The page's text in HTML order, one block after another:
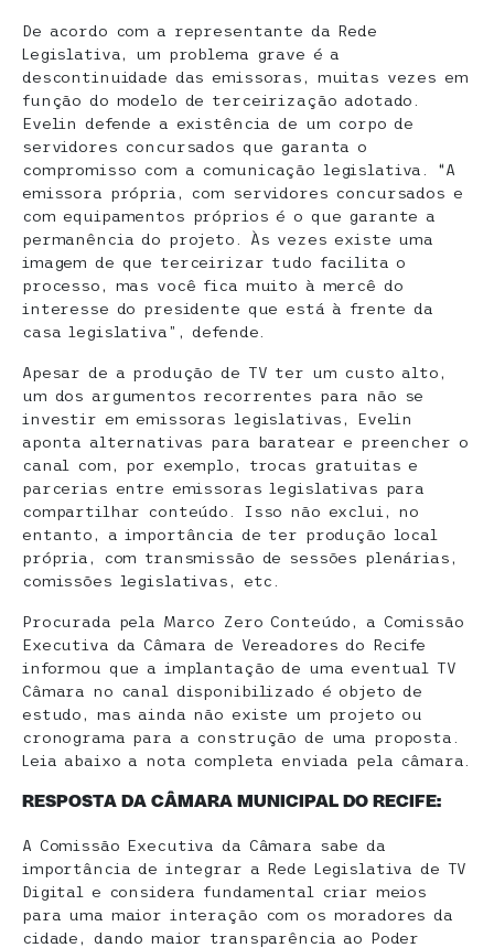
De acordo com a representante da Rede
Legislativa, um problema grave é a
descontinuidade das emissoras, muitas vezes em
função do modelo de terceirização adotado.
Evelin defende a existência de um corpo de
servidores concursados que garanta o
compromisso com a comunicação legislativa. “A
emissora própria, com servidores concursados e
com equipamentos próprios é o que garante a
permanência do projeto. Às vezes existe uma
imagem de que terceirizar tudo facilita o
processo, mas você fica muito à mercê do
interesse do presidente que está à frente da
casa legislativa”, defende.
Apesar de a produção de TV ter um custo alto,
um dos argumentos recorrentes para não se
investir em emissoras legislativas, Evelin
aponta alternativas para baratear e preencher o
canal com, por exemplo, trocas gratuitas e
parcerias entre emissoras legislativas para
compartilhar conteúdo. Isso não exclui, no
entanto, a importância de ter produção local
própria, com transmissão de sessões plenárias,
comissões legislativas, etc.
Procurada pela Marco Zero Conteúdo, a Comissão
Executiva da Câmara de Vereadores do Recife
informou que a implantação de uma eventual TV
Câmara no canal disponibilizado é objeto de
estudo, mas ainda não existe um projeto ou
cronograma para a construção de uma proposta.
Leia abaixo a nota completa enviada pela câmara.
RESPOSTA DA CÂMARA MUNICIPAL DO RECIFE:
A Comissão Executiva da Câmara sabe da
importância de integrar a Rede Legislativa de TV
Digital e considera fundamental criar meios
para uma maior interação com os moradores da
cidade, dando maior transparência ao Poder